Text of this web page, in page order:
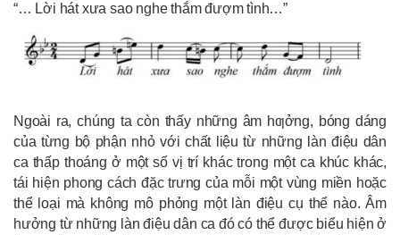
“… Lời hát xưa sao nghe thắm đượm tình…”
Ngoài ra, chúng ta còn thấy những âm hƣởng, bóng dáng
của từng bộ phận nhỏ với chất liệu từ những làn điệu dân
ca thấp thoáng ở một số vị trí khác trong một ca khúc khác,
tái hiện phong cách đặc trưng của mỗi một vùng miền hoặc
thể loại mà không mô phỏng một làn điệu cụ thể nào. Âm
hưởng từ những làn điệu dân ca đó có thể được biểu hiện ở